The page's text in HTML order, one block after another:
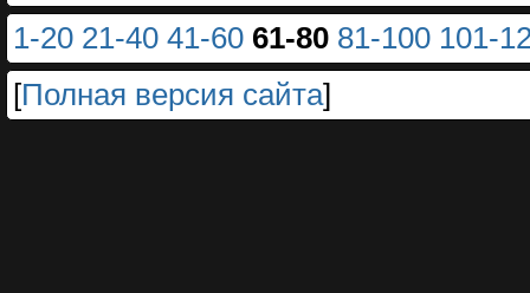
1-20 21-40 41-60 61-80 81-100 101-
[Полная версия сайта]